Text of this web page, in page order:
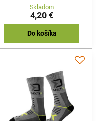
Skladom
4,20 €
Do košíka